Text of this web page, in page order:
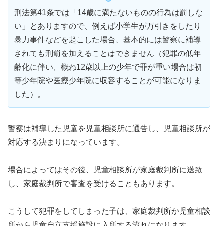
刑法第41条では「14歳に満たないものの行為は罰しな
い」とありますので、例えば小学生が万引きをしたり
暴力事件などを起こした場合、基本的には警察に補導
されても刑罰を加えることはできません（犯罪の低年
齢化に伴い、概ね12歳以上の少年で罪が重い場合は初
等少年院や医療少年院に収容することが可能になりま
した）。
警察は補導した児童を児童相談所に通告し、児童相談所が
対応する決まりになっています。
場合によってはその後、児童相談所が家庭裁判所に送致
し、家庭裁判所で審査を受けることもあります。
こうして犯罪をしてしまった子は、家庭裁判所か児童相談